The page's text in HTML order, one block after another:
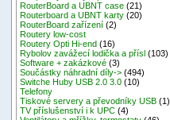
RouterBoard a UBNT case (21)
Routerboard a UBNT karty (20)
RouterBoard zařízení (2)
Routery low-cost
Routery Opti Hi-end (16)
Rybolov zavážecí lodička a přísl (103)
Software + zakázkové (3)
Součástky náhradní díly-> (494)
Switche Huby USB 2.0 3.0 (10)
Telefony
Tiskové servery a převodníky USB (1)
TV příslušenství i k UPC (4)